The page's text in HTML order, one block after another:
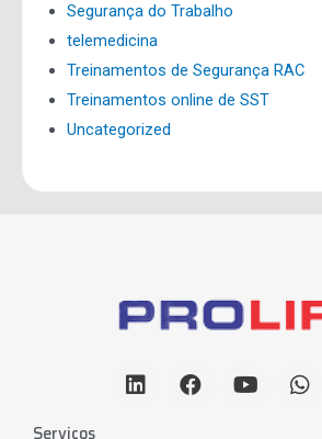
Segurança do Trabalho
telemedicina
Treinamentos de Segurança RAC
Treinamentos online de SST
Uncategorized
Serviços